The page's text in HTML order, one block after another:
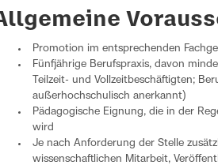
Promotion im entsprechenden
Fünfjährige Berufspraxis, davon
Teilzeit- und Vollzeitbeschäftigten;
außerhochschulisch anerkannt)
Pädagogische Eignung, die in der
wird
Je nach Anforderung der Stelle
wissenschaftlichen Mitarbeit,